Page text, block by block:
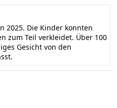
2025. Die Kinder konnten
zum Teil verkleidet. Über 100
Gesicht von den